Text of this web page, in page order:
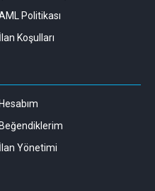
Politikası
İlan Koşulları
İlan Yönetimi